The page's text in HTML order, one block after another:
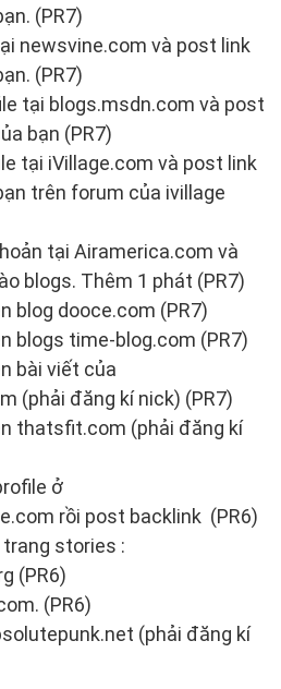
(PR7)
newsvine.com và post link
(PR7)
tại blogs.msdn.com và post
bạn (PR7)
tại iVillage.com và post link
trên forum của ivillage
tại Airamerica.com và
blogs. Thêm 1 phát (PR7)
blog dooce.com (PR7)
blogs time-blog.com (PR7)
bài viết của
(phải đăng kí nick) (PR7)
thatsfit.com (phải đăng kí
ở
rồi post backlink (PR6)
stories :
(PR6)
(PR6)
(phải đăng kí